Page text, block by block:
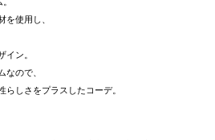
を使用し、
イン。
なので、
らしさをプラスしたコーデ。